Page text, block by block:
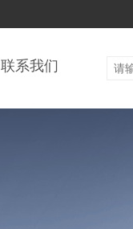
联系我们